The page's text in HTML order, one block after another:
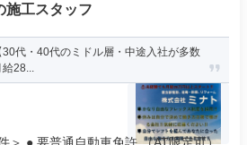
施工スタッフ
代・40代のミドル層・中途入社が多数
給28...